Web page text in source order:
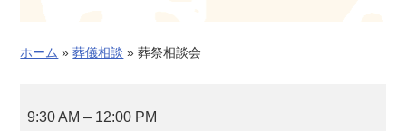
ホーム » 葬儀相談 » 葬祭相談会
祭
9:30 AM – 12:00 PM